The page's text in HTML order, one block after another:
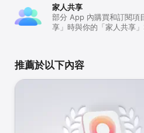
家人共享
部分 App 內購買和訂閱項
享」時與你的「家人共享」
推薦於以下內容